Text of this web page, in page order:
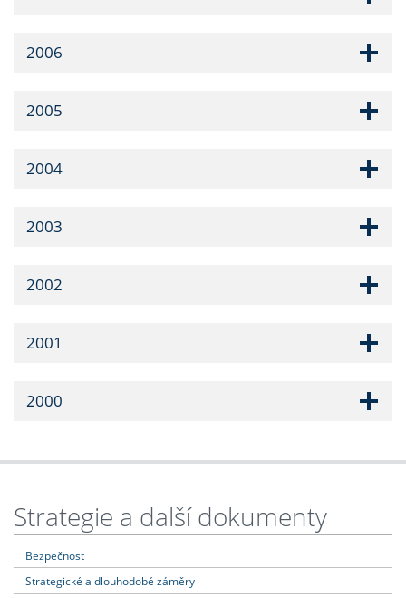
2006
2005
2004
2003
2002
2001
2000
Strategie a další dokumenty
Bezpečnost
Strategické a dlouhodobé záměry